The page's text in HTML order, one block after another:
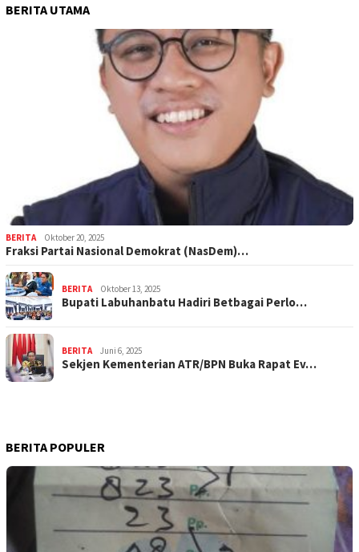
BERITA UTAMA
BERITA Oktober 20, 2025
Fraksi Partai Nasional Demokrat (NasDem)…
BERITA Oktober 13, 2025
Bupati Labuhanbatu Hadiri Betbagai Perlo…
BERITA Juni 6, 2025
Sekjen Kementerian ATR/BPN Buka Rapat Ev…
BERITA POPULER